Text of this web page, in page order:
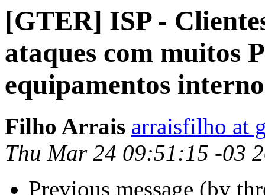
[GTER] ISP -
ataques com muitos
equipamentos
Filho Arrais arraisfilho at
Thu Mar 24 09:51:15 -03
Previous message (by